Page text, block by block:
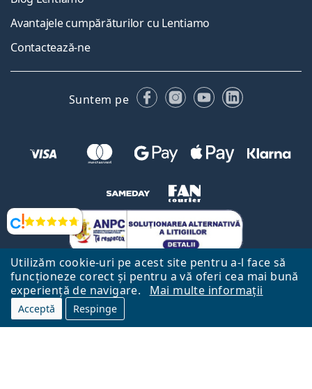
Utilizăm cookie-uri pe acest site pentru a-l face să
funcționeze corect și pentru a vă oferi cea mai bună
experiență de navigare.
Mai multe informații
Acceptă Respinge
Opinii
Avantajele cumpărăturilor cu Lentiamo
Contactează-ne
Suntem pe FacebookInstagram
YouTubeLinkedIn
Către Pagina Principală
Mai sus